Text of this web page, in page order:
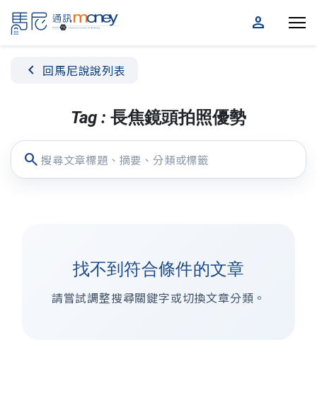
person
chevron_left 回馬尼說說列表
Tag : 長焦鏡頭拍照優勢
search
找不到符合條件的文章
請嘗試調整搜尋關鍵字或切換文章分類。